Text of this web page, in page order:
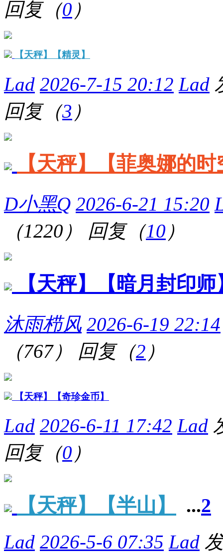
回复（0 ）
【天秤】【精灵】
Lad 2026-7-15 20:12 Lad
回复（3 ）
【天秤】【菲奥娜的
D小黑Q 2026-6-21 15:20
（1220）
回复（10 ）
【天秤】【暗月封印师
沐雨栉风 2026-6-19 22:14
（767）
回复（2 ）
【天秤】【奇珍金币】
Lad 2026-6-11 17:42 Lad
回复（0 ）
【天秤】【半山】 ...2
Lad 2026-5-6 07:35 Lad